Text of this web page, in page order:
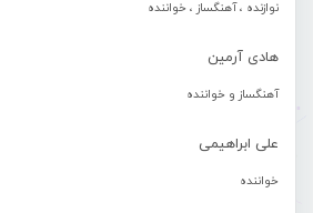
نوازنده ، آهنگساز ، خواننده
هادی آرمین
آهنگساز و خواننده
علی ابراهیمی
خواننده